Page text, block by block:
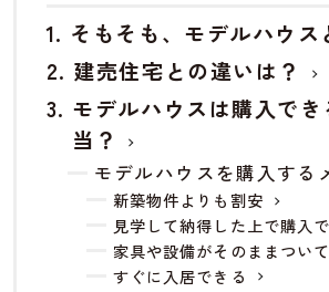
そもそも、モデルハウス
建売住宅との違いは？
モデルハウスは購入で
当？
モデルハウスを購入する
新築物件よりも割安
見学して納得した上で購入
家具や設備がそのままつい
すぐに入居できる